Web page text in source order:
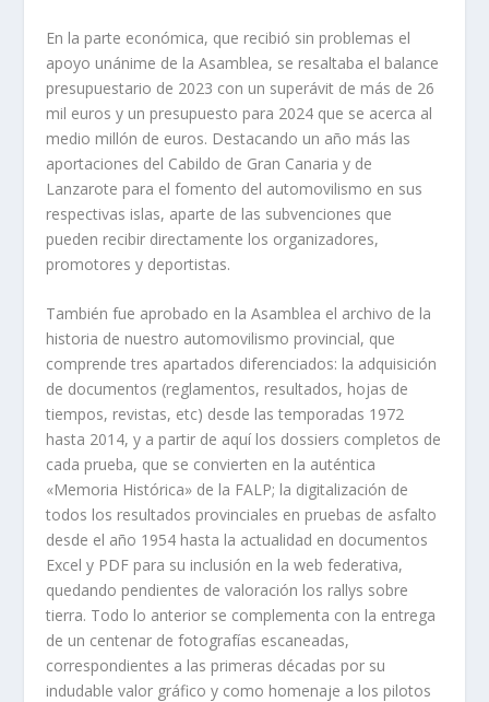
En la parte económica, que recibió sin problemas el
apoyo unánime de la Asamblea, se resaltaba el balance
presupuestario de 2023 con un superávit de más de 26
mil euros y un presupuesto para 2024 que se acerca al
medio millón de euros. Destacando un año más las
aportaciones del Cabildo de Gran Canaria y de
Lanzarote para el fomento del automovilismo en sus
respectivas islas, aparte de las subvenciones que
pueden recibir directamente los organizadores,
promotores y deportistas.
También fue aprobado en la Asamblea el archivo de la
historia de nuestro automovilismo provincial, que
comprende tres apartados diferenciados: la adquisición
de documentos (reglamentos, resultados, hojas de
tiempos, revistas, etc) desde las temporadas 1972
hasta 2014, y a partir de aquí los dossiers completos de
cada prueba, que se convierten en la auténtica
«Memoria Histórica» de la FALP; la digitalización de
todos los resultados provinciales en pruebas de asfalto
desde el año 1954 hasta la actualidad en documentos
Excel y PDF para su inclusión en la web federativa,
quedando pendientes de valoración los rallys sobre
tierra. Todo lo anterior se complementa con la entrega
de un centenar de fotografías escaneadas,
correspondientes a las primeras décadas por su
indudable valor gráfico y como homenaje a los pilotos